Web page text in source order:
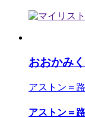
おおかみ
アストン＝
アストン＝